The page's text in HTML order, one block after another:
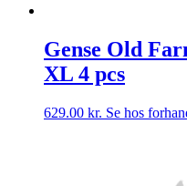
Gense Old
XL 4 pcs
629.00 kr. Se hos